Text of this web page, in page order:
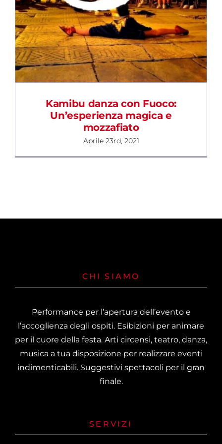
BLOG
CONTATTI
Kamibu danza con Fuoco:
Un’esperienza magica e
mozzafiato
Aprile 23rd, 2021
CHI SIAMO
Performance per l’apertura dell’evento e
l’accoglienza degli ospiti. Esibizioni per animare
per il cuore della festa. Arti circensi, teatro, danza,
musica a tua disposizione per realizzare eventi
indimenticabili. Suggestivi spettacoli per il gran
finale.
SERVIZI